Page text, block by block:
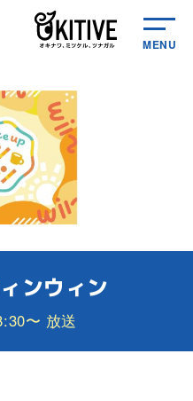
MENU
ンウィン
〜 放送